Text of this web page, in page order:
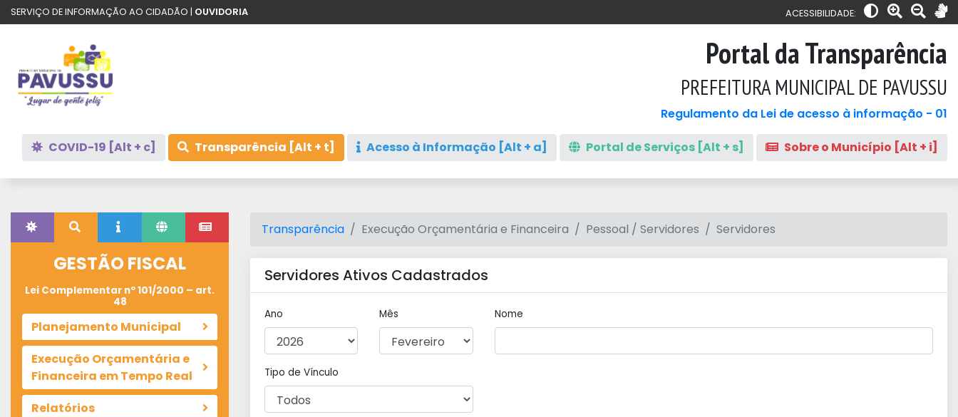
SERVIÇO DE INFORMAÇÃO AO CIDADÃO | OUVIDORIA ACESSIBILIDADE:
Portal da Transparência
PREFEITURA MUNICIPAL DE PAVUSSU
Regulamento da Lei de acesso à informação - 01
COVID-19 [Alt + c] Transparência [Alt + t] Acesso à Informação [Alt + a] Portal de Serviços [Alt + s] Sobre o Município [Alt + i]
GESTÃO FISCAL
Lei Complementar nº 101/2000 – art.
48
Planejamento Municipal
Execução Orçamentária e
Financeira em Tempo Real
Relatórios
Transparência Execução Orçamentária e Financeira Pessoal / Servidores Servidores
Servidores Ativos Cadastrados
Ano Mês Nome
Tipo de Vínculo